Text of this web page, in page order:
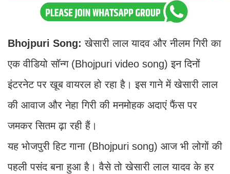
Bhojpuri Song: खेसारी लाल यादव और नीलम गिरी का
एक वीडियो सॉन्ग (Bhojpuri video song) इन दिनों
इंटरनेट पर खूब वायरल हो रहा है। इस गाने में खेसारी लाल
की आवाज और नेहा गिरी की मनमोहक अदाएं फैंस पर
जमकर सितम ढ़ा रही हैं।
यह भोजपुरी हिट गाना (Bhojpuri song) आज भी लोगों की
पहली पसंद बना हुआ है। वैसे तो खेसारी लाल यादव के हर